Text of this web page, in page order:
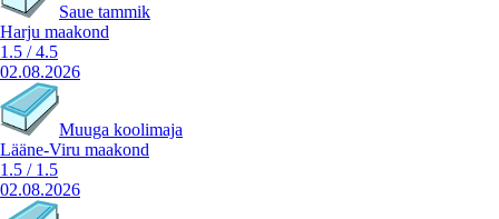
Saue tammik
Harju maakond
1.5 /4.5
02.08.2026
Muuga koolimaja
Lääne-Viru maakond
1.5 / 1.5
02.08.2026